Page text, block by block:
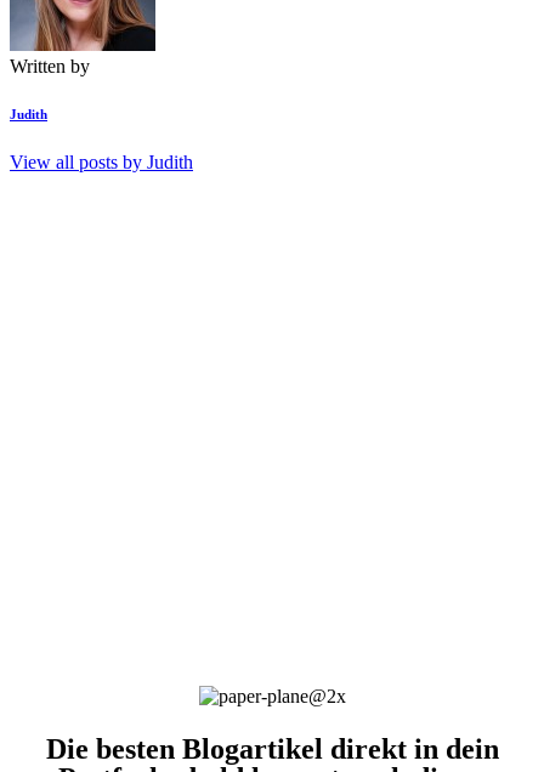
Written by
Judith
View all posts by Judith
Die besten Blogartikel direkt in dein